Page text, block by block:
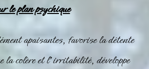
le plan psychique
apaisantes, favorise la détente
la colère et l’irritabilité, développe